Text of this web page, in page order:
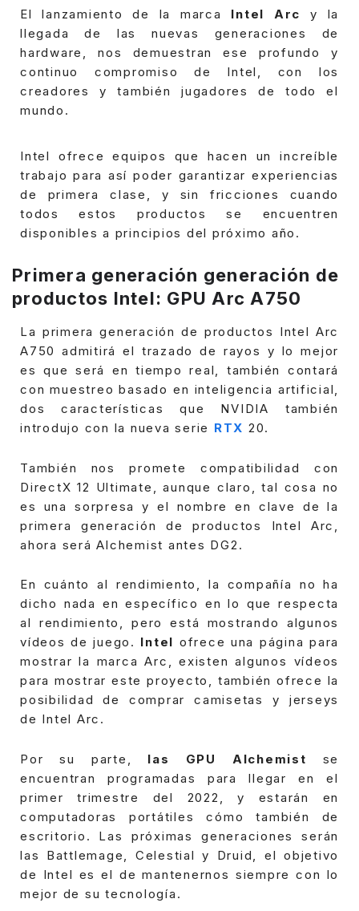
El lanzamiento de la marca Intel Arc
y la
llegada de las nuevas generaciones de
hardware, nos demuestran ese profundo y
continuo compromiso de Intel, con los
creadores y también jugadores de todo el
mundo.
Intel ofrece equipos que hacen un increíble
trabajo para así poder garantizar experiencias
de primera clase, y sin fricciones cuando
todos estos productos se encuentren
disponibles a principios del próximo año.
Primera generación generación de
productos Intel: GPU Arc A750
La primera generación de productos Intel Arc
A750 admitirá el trazado de rayos y lo mejor
es que será en tiempo real, también contará
con muestreo basado en inteligencia artificial,
dos características que NVIDIA también
introdujo con la nueva serie RTX 20.
También nos promete compatibilidad con
DirectX 12 Ultimate, aunque claro, tal cosa no
es una sorpresa y el nombre en clave de la
primera generación de productos Intel Arc,
ahora será Alchemist antes DG2.
En cuánto al rendimiento, la compañía no ha
dicho nada en específico en lo que respecta
al rendimiento, pero está mostrando algunos
vídeos de juego. Intel ofrece una página para
mostrar la marca Arc, existen algunos vídeos
para mostrar este proyecto, también ofrece la
posibilidad de comprar camisetas y jerseys
de Intel Arc.
Por su parte, las GPU Alchemist se
encuentran programadas para llegar en el
primer trimestre del 2022, y estarán en
computadoras portátiles cómo también de
escritorio. Las próximas generaciones serán
las Battlemage, Celestial y Druid, el objetivo
de Intel es el de mantenernos siempre con lo
mejor de su tecnología.